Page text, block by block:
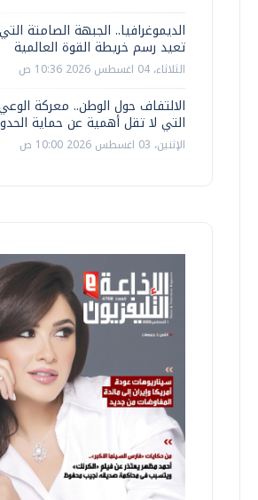
الديموغرافيا.. الجبهة الصامتة التي
تعيد رسم خريطة القوة العالمية
الثلاثاء، 04 اغسطس 2026 10:36 ص
الالتفاف حول الوطن.. معركة
التي لا تقل أهمية عن حماية
الإثنين، 03 اغسطس 2026 10:00 ص